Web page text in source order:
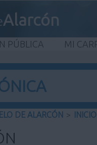
Alarcón
PÚBLICA MI
DE ALARCÓN > INICIO